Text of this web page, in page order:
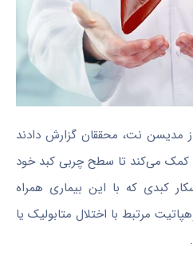
مدیسن نت، محققان گزارش دادند
کمک می‌کند تا سطح چربی کبد خود
کبدی که با این بیماری همراه
مرتبط با اختلال متابولیک یا